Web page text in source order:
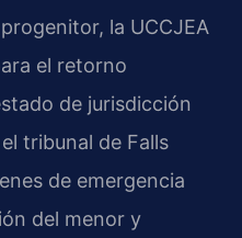
la UCCJEA
el retorno
de jurisdicción
tribunal de Falls
de emergencia
del menor y